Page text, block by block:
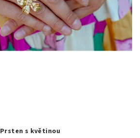
Prsten s květinou